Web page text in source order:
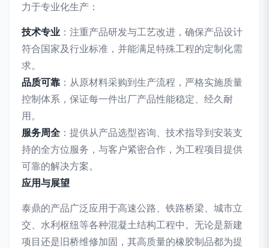
力于专业化生产：
技术专业 ：注重产品研发与工艺改进，确保产品设计
符合国家及行业标准，并能满足特殊工程的定制化需
求。
品质可靠 ：从原材料采购到生产流程，严格实施质量
控制体系，保证每一件出厂产品性能稳定、经久耐
用。
服务周全 ：提供从产品选型咨询、技术指导到安装支
持的全方位服务，与客户紧密合作，为工程项目提供
可靠的解决方案。
应用与展望
泰鼎的产品广泛应用于高速公路、铁路桥梁、城市立
交、水利枢纽等各种混凝土结构工程中。无论是新建
项目还是旧桥维修加固，其高质量的橡胶制品都为提